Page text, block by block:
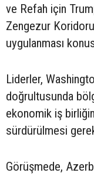
ve Refah için
Zengezur Koridoru
uygulanması
Liderler,
doğrultusunda
ekonomik iş
sürdürülmesi
Görüşmede,